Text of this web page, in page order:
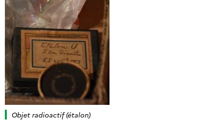
Objet radioactif (étalon)